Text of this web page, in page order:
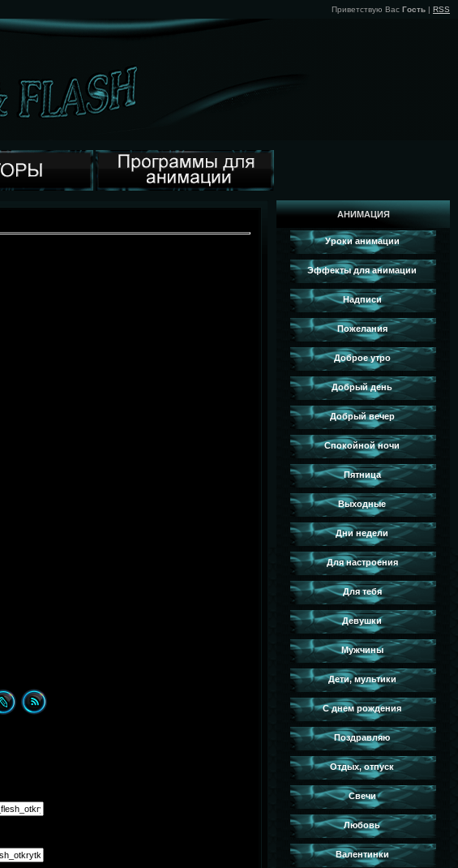
Приветствую Вас Гость | RSS
АНИМАЦИЯ
Уроки анимации
Эффекты для анимации
Надписи
Пожелания
Доброе утро
Добрый день
Добрый вечер
Спокойной ночи
Пятница
Выходные
Дни недели
Для настроения
Для тебя
Девушки
Мужчины
Дети, мультики
С днем рождения
Поздравляю
Отдых, отпуск
Свечи
Любовь
Валентинки